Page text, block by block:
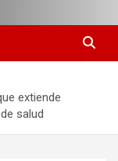
extiende
salud